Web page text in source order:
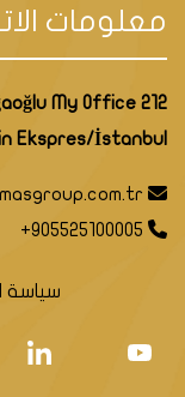
معلومات
My Office 212
Ekspres/İstanbul
+905525100005
سياسة